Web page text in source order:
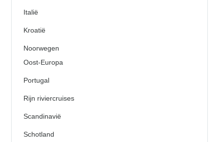
Italië
Kroatië
Noorwegen
Oost-Europa
Portugal
Rijn riviercruises
Scandinavië
Schotland